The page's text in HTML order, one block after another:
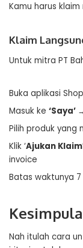
Kamu harus
Klaim
Untuk mitra PT
Buka aplikasi
Masuk ke ‘Saya’
Pilih produk yang
Klik ‘Ajukan Klaim
invoice
Batas waktunya
Nah itulah cara